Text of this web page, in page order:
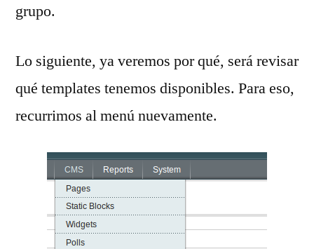
grupo.
Lo siguiente, ya veremos por qué, será revisar
qué templates tenemos disponibles. Para eso,
recurrimos al menú nuevamente.